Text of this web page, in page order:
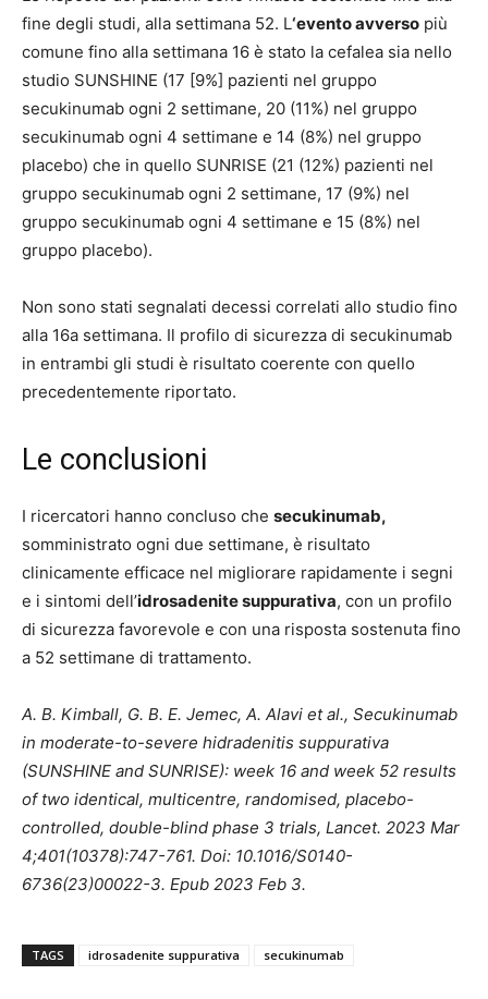
fine degli studi, alla settimana 52. L‘evento avverso più
comune fino alla settimana 16 è stato la cefalea sia nello
studio SUNSHINE (17 [9%] pazienti nel gruppo
secukinumab ogni 2 settimane, 20 (11%) nel gruppo
secukinumab ogni 4 settimane e 14 (8%) nel gruppo
placebo) che in quello SUNRISE (21 (12%) pazienti nel
gruppo secukinumab ogni 2 settimane, 17 (9%) nel
gruppo secukinumab ogni 4 settimane e 15 (8%) nel
gruppo placebo).
Non sono stati segnalati decessi correlati allo studio fino
alla 16a settimana. Il profilo di sicurezza di secukinumab
in entrambi gli studi è risultato coerente con quello
precedentemente riportato.
Le conclusioni
I ricercatori hanno concluso che secukinumab,
somministrato ogni due settimane, è risultato
clinicamente efficace nel migliorare rapidamente i segni
e i sintomi dell’idrosadenite suppurativa, con un profilo
di sicurezza favorevole e con una risposta sostenuta fino
a 52 settimane di trattamento.
A. B. Kimball, G. B. E. Jemec, A. Alavi et al., Secukinumab
in moderate-to-severe hidradenitis suppurativa
(SUNSHINE and SUNRISE): week 16 and week 52 results
of two identical, multicentre, randomised, placebo-
controlled, double-blind phase 3 trials, Lancet. 2023 Mar
4;401(10378):747-761. Doi: 10.1016/S0140-
6736(23)00022-3. Epub 2023 Feb 3.
TAGS idrosadenite suppurativa secukinumab